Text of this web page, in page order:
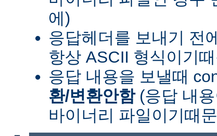
에)
응답헤더를 보내기 전
항상 ASCII 형식이기
응답 내용을 보낼때
환/변환안함(응답 내
바이너리 파일이기때